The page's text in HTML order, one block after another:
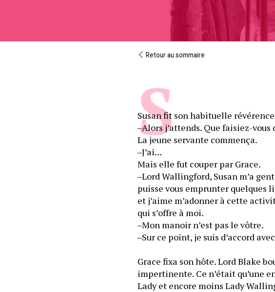
Retour au sommaire
Susan fit son habituelle
‒Alors j’attends. Que faisiez-
La jeune servante commença.
‒J’ai…
Mais elle fut couper par Grace.
‒Lord Wallingford, Susan m’a
puisse vous emprunter quelques
et j’aime m’adonner à cette
qui s’offre à moi.
‒Mon manoir n’est pas le vôtre.
‒Sur ce point, je suis d’accord
Grace fixa son hôte. Lord Blake
impertinente. Ce n’était qu’une
Lady et encore moins Lady